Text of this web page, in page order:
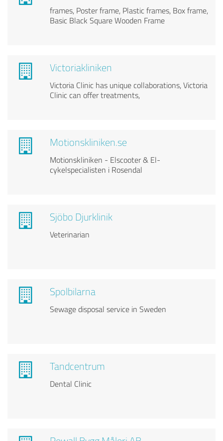
frames, Poster frame, Plastic frames, Box frame,
Basic Black Square Wooden Frame
Victoriakliniken
Victoria Clinic has unique collaborations, Victoria
Clinic can offer treatments,
Motionskliniken.se
Motionskliniken - Elscooter & El-
cykelspecialisten i Rosendal
Sjöbo Djurklinik
Veterinarian
Spolbilarna
Sewage disposal service in Sweden
Tandcentrum
Dental Clinic